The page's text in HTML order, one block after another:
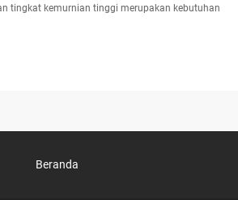
tingkat kemurnian tinggi merupakan kebutuhan
Beranda